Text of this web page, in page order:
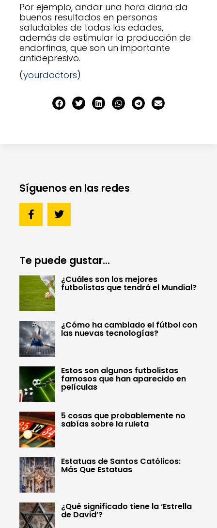
Por ejemplo, andar una hora diaria da
buenos resultados en personas
saludables de todas las edades,
además de estimular la producción de
endorfinas, que son un importante
antidepresivo.
(yourdoctors)
Síguenos en las redes
Te puede gustar...
¿Cuáles son los mejores
futbolistas que tendrá el Mundial?
¿Cómo ha cambiado el fútbol con
las nuevas tecnologías?
Estos son algunos futbolistas
famosos que han aparecido en
películas
5 cosas que probablemente no
sabías sobre la ruleta
Estatuas de Santos Católicos:
Más Que Estatuas
¿Qué significado tiene la ‘Estrella
de David’?